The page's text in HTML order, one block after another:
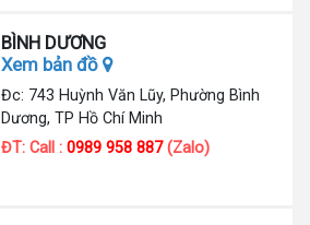
BÌNH DƯƠNG
Xem bản đồ
Đc: 743 Huỳnh Văn Lũy, Phường Bình
Dương, TP Hồ Chí Minh
ĐT: Call :0989 958 887(Zalo)